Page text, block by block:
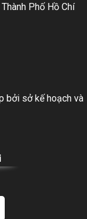
Phố Hồ Chí
bởi sở kế hoạch và